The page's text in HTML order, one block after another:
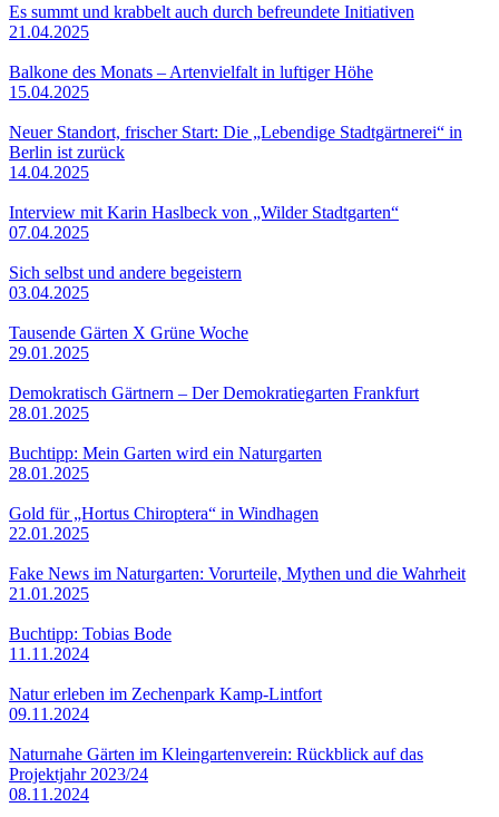
Es summt und krabbelt auch durch befreundete Initiativen
21.04.2025
Balkone des Monats – Artenvielfalt in luftiger Höhe
15.04.2025
Neuer Standort, frischer Start: Die „Lebendige Stadtgärtnerei“ in
Berlin ist zurück
14.04.2025
Interview mit Karin Haslbeck von „Wilder Stadtgarten“
07.04.2025
Sich selbst und andere begeistern
03.04.2025
Tausende Gärten X Grüne Woche
29.01.2025
Demokratisch Gärtnern – Der Demokratiegarten Frankfurt
28.01.2025
Buchtipp: Mein Garten wird ein Naturgarten
28.01.2025
Gold für „Hortus Chiroptera“ in Windhagen
22.01.2025
Fake News im Naturgarten: Vorurteile, Mythen und die Wahrheit
21.01.2025
Buchtipp: Tobias Bode
11.11.2024
Natur erleben im Zechenpark Kamp-Lintfort
09.11.2024
Naturnahe Gärten im Kleingartenverein: Rückblick auf das
Projektjahr 2023/24
08.11.2024